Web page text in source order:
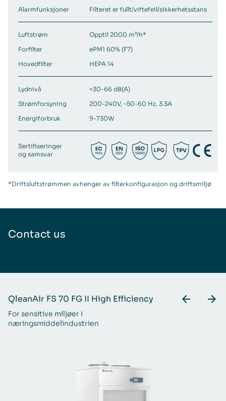
Alarmfunksjoner Filteret er fullt/viftefeil/sikkerhetsstans
Luftstrøm
Opptil 2000 m³/h*
Forfilter
ePM1 60% (F7)
Hovedfilter
HEPA 14
Lydnivå
<30-66 dB(A)
Strømforsyning
200-240V, ~50-60 Hz, 3.3A
Energiforbruk
9-730W
Sertifiseringer
og samsvar
*Driftsluftstrømmen avhenger av filterkonfigurasjon og driftsmiljø
Contact us
QleanAir FS 70 FG II High Efficiency
For sensitive miljøer i
næringsmiddelindustrien